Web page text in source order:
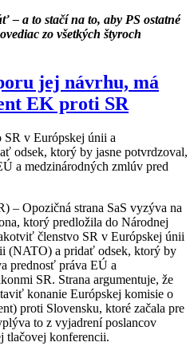
a to stačí na to, aby PS ostatné
zo všetkých štyroch
jej návrhu, má
EK proti SR
v Európskej únii a
odsek, ktorý by jasne potvrdzoval,
a medzinárodných zmlúv pred
– Opozičná strana SaS vyzýva na
ktorý predložila do Národnej
členstvo SR v Európskej únii
(NATO) a pridať odsek, ktorý by
prednosť práva EÚ a
SR. Strana argumentuje, že
konanie Európskej komisie o
proti Slovensku, ktoré začala pre
to z vyjadrení poslancov
tlačovej konferencii.